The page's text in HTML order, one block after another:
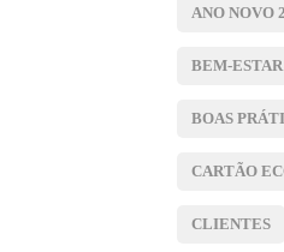
ANO NOVO
BEM-ESTAR
BOAS
CARTÃO
CLIENTES